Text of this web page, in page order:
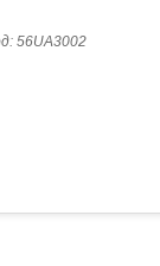
56UA3002